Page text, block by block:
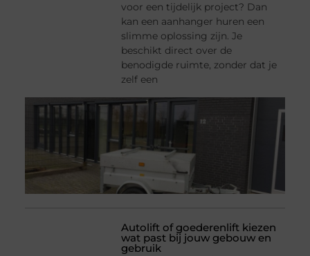
voor een tijdelijk project? Dan
kan een aanhanger huren een
slimme oplossing zijn. Je
beschikt direct over de
benodigde ruimte, zonder dat je
zelf een
Autolift of goederenlift kiezen
wat past bij jouw gebouw en
gebruik